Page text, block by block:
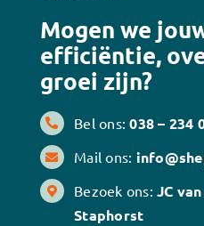
Mogen we
efficiëntie,
groei zijn?
Bel ons:038 – 234
Mail ons:
Bezoek ons:JC
Staphorst